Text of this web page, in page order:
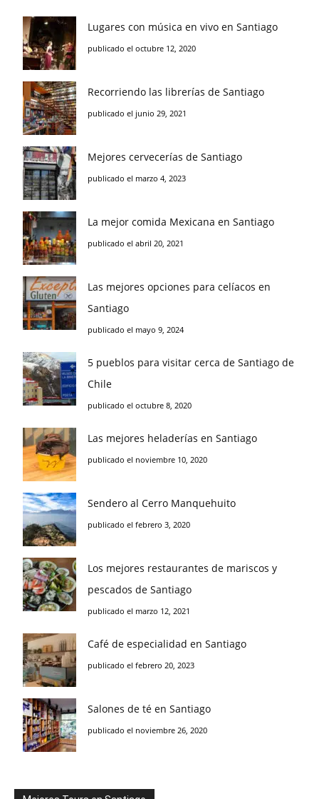
Lugares con música en vivo en Santiago
publicado el octubre 12, 2020
Recorriendo las librerías de Santiago
publicado el junio 29, 2021
Mejores cervecerías de Santiago
publicado el marzo 4, 2023
La mejor comida Mexicana en Santiago
publicado el abril 20, 2021
Las mejores opciones para celíacos en
Santiago
publicado el mayo 9, 2024
5 pueblos para visitar cerca de Santiago de
Chile
publicado el octubre 8, 2020
Las mejores heladerías en Santiago
publicado el noviembre 10, 2020
Sendero al Cerro Manquehuito
publicado el febrero 3, 2020
Los mejores restaurantes de mariscos y
pescados de Santiago
publicado el marzo 12, 2021
Café de especialidad en Santiago
publicado el febrero 20, 2023
Salones de té en Santiago
publicado el noviembre 26, 2020